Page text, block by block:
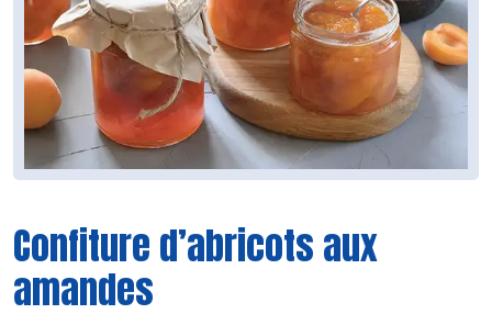
Confiture d’abricots aux
amandes